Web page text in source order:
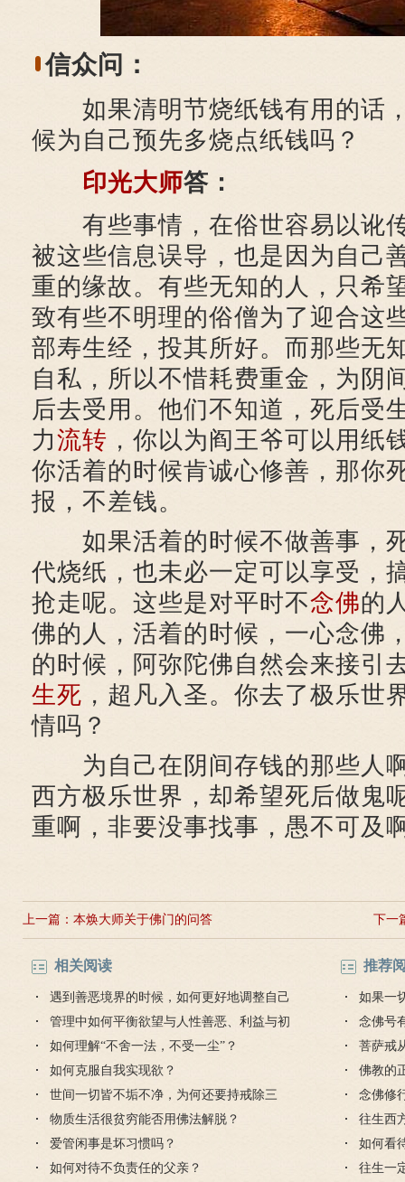
信众问：
如果清明节烧纸钱有用的话
候为自己预先多烧点纸钱吗？
印光大师答：
有些事情，在俗世容易以讹
被这些信息误导，也是因为自己
重的缘故。有些无知的人，只希
致有些不明理的俗僧为了迎合这
部寿生经，投其所好。而那些无
自私，所以不惜耗费重金，为阴
后去受用。他们不知道，死后受
力流转 ，你以为阎王爷可以用纸
你活着的时候肯诚心修善，那你
报，不差钱。
如果活着的时候不做善事，
代烧纸，也未必一定可以享受，
抢走呢。这些是对平时不念佛的
佛的人，活着的时候，一心念佛
的时候，阿弥陀佛自然会来接引
生死 ，超凡入圣。你去了极乐世
情吗？
为自己在阴间存钱的那些人
西方极乐世界，却希望死后做鬼
重啊，非要没事找事，愚不可及
上一篇： 本焕大师关于佛门的问答 下一
相关阅读
遇到善恶境界的时候，如何更好地调整自己
的状态？
管理中如何平衡欲望与人性善恶、利益与初
心？
如何理解“不舍一法，不受一尘”？
如何克服自我实现欲？
世间一切皆不垢不净，为何还要持戒除三
毒？
物质生活很贫穷能否用佛法解脱？
爱管闲事是坏习惯吗？
如何对待不负责任的父亲？
推荐
如果一
想出的
念佛号
菩萨戒
受吗？
佛教的
念佛修
件是什
往生西
生吗？
如何看
识？
往生一